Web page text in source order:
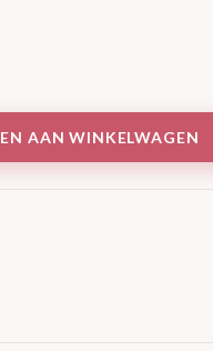
AAN WINKELWAGEN